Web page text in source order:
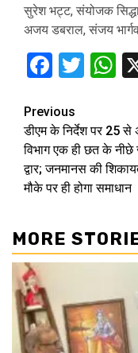
सुरेश भट्ट, संयोजक
अजय डबराल, संजय
Continue
Reading
Previous
डीएम के निर्देश पर 25 से
विभाग एक ही छत के
द्वार; जनमानस की
मौके पर ही होगा समाधान
MORE